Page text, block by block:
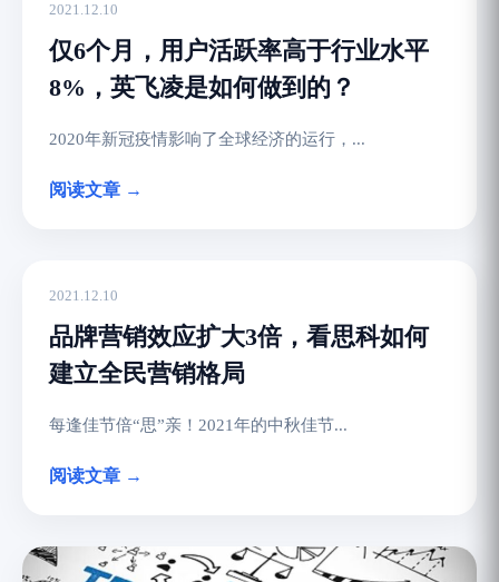
2021.12.10
仅6个月，用户活跃率高于行业水平
8%，英飞凌是如何做到的？
2020年新冠疫情影响了全球经济的运行，...
阅读文章 →
2021.12.10
品牌营销效应扩大3倍，看思科如何
建立全民营销格局
每逢佳节倍“思”亲！2021年的中秋佳节...
阅读文章 →